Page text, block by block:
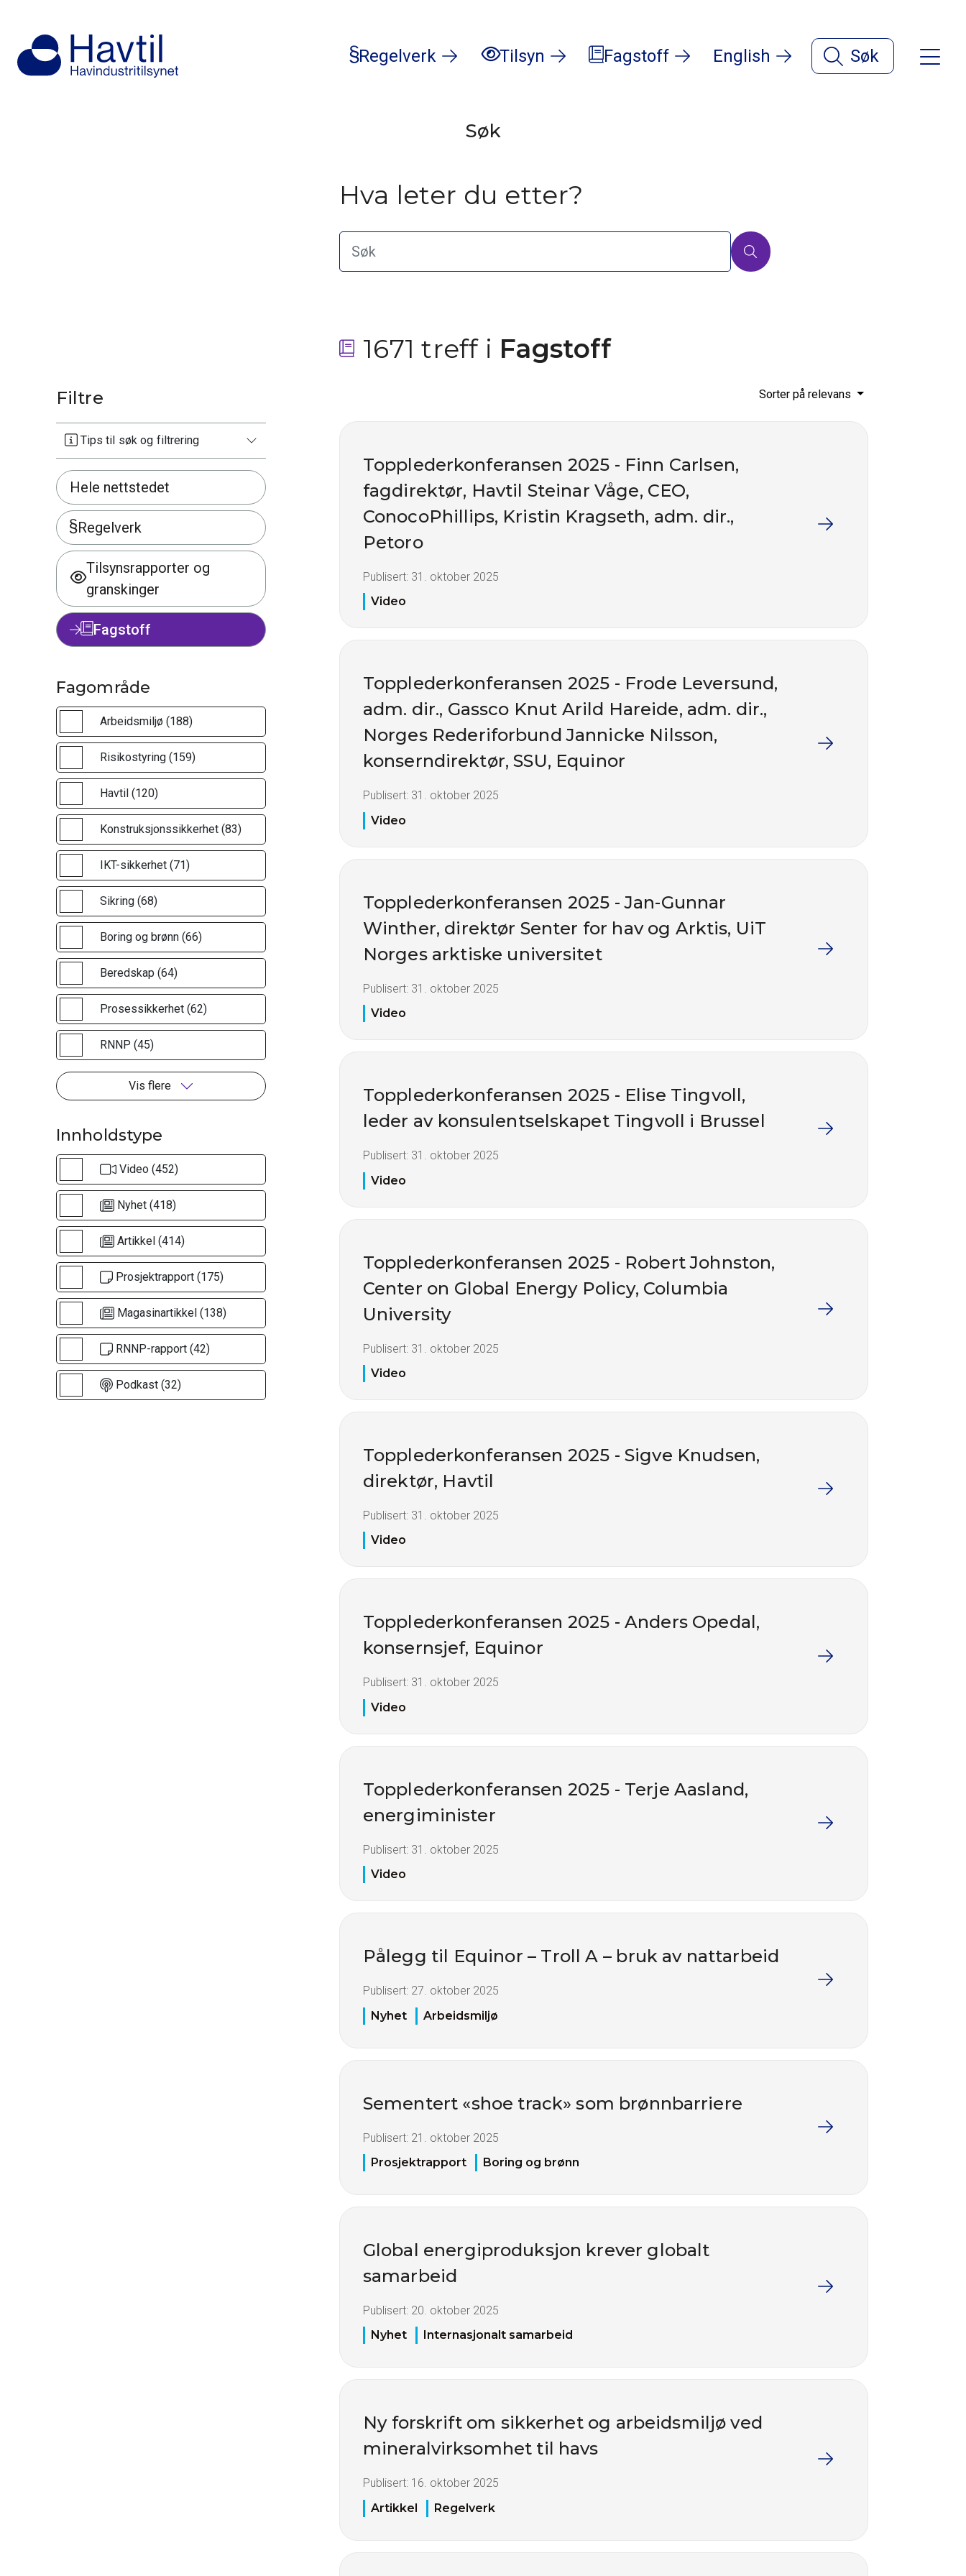
Regelverk Tilsyn Fagstoff English Søk
Søk
Hva leter du etter?
1671 treff i Fagstoff
Filtre
Tips til søk og filtrering
Hele nettstedet
Regelverk
Tilsynsrapporter og
granskinger
Fagstoff
Fagområde
Arbeidsmiljø (188)
Risikostyring (159)
Havtil (120)
Konstruksjonssikkerhet (83)
IKT-sikkerhet (71)
Sikring (68)
Boring og brønn (66)
Beredskap (64)
Prosessikkerhet (62)
RNNP (45)
Vis flere
Innholdstype
Video (452)
Nyhet (418)
Artikkel (414)
Prosjektrapport (175)
Magasinartikkel (138)
RNNP-rapport (42)
Podkast (32)
Sorter på relevans
Topplederkonferansen 2025 - Finn Carlsen,
fagdirektør, Havtil Steinar Våge, CEO,
ConocoPhillips, Kristin Kragseth, adm. dir.,
Petoro
Publisert: 31. oktober 2025
Video
Topplederkonferansen 2025 - Frode Leversund,
adm. dir., Gassco Knut Arild Hareide, adm. dir.,
Norges Rederiforbund Jannicke Nilsson,
konserndirektør, SSU, Equinor
Publisert: 31. oktober 2025
Video
Topplederkonferansen 2025 - Jan-Gunnar
Winther, direktør Senter for hav og Arktis, UiT
Norges arktiske universitet
Publisert: 31. oktober 2025
Video
Topplederkonferansen 2025 - Elise Tingvoll,
leder av konsulentselskapet Tingvoll i Brussel
Publisert: 31. oktober 2025
Video
Topplederkonferansen 2025 - Robert Johnston,
Center on Global Energy Policy, Columbia
University
Publisert: 31. oktober 2025
Video
Topplederkonferansen 2025 - Sigve Knudsen,
direktør, Havtil
Publisert: 31. oktober 2025
Video
Topplederkonferansen 2025 - Anders Opedal,
konsernsjef, Equinor
Publisert: 31. oktober 2025
Video
Topplederkonferansen 2025 - Terje Aasland,
energiminister
Publisert: 31. oktober 2025
Video
Pålegg til Equinor – Troll A – bruk av nattarbeid
Publisert: 27. oktober 2025
Nyhet
Arbeidsmiljø
Sementert «shoe track» som brønnbarriere
Publisert: 21. oktober 2025
Prosjektrapport
Boring og brønn
Global energiproduksjon krever globalt
samarbeid
Publisert: 20. oktober 2025
Nyhet
Internasjonalt samarbeid
Ny forskrift om sikkerhet og arbeidsmiljø ved
mineralvirksomhet til havs
Publisert: 16. oktober 2025
Artikkel
Regelverk